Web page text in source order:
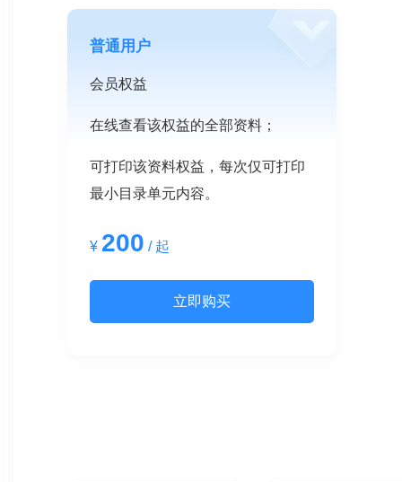
普通用户
会员权益
在线查看该权益的全部资料；
可打印该资料权益，每次仅可打印
最小目录单元内容。
¥ 200 / 起
立即购买